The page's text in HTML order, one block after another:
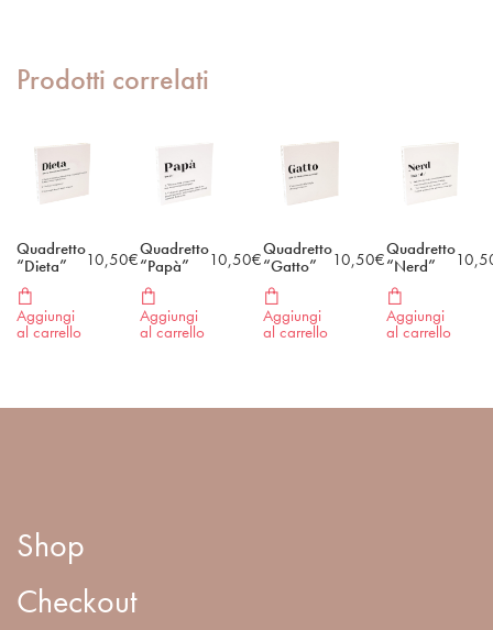
Prodotti correlati
Quadretto
“Dieta”
Aggiungi
al carrello
10,50€Quadretto
“Papà”
Aggiungi
al carrello
10,50€Quadretto
“Gatto”
Aggiungi
al carrello
10,50€Quadretto
“Nerd”
Aggiungi
al carrello
Shop
Checkout